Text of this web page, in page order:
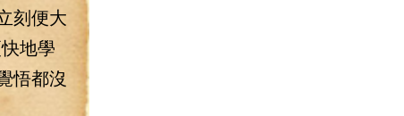
刻便大
地學
悟都沒